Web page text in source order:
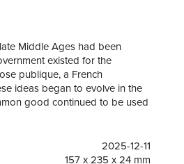
Middle Ages had been
existed for the
publique, a French
ideas began to evolve in the
good continued to be used
gradually overtaken by a
existed at every social
court. By analysing the
2025-12-11
157 x 235 x 24 mm